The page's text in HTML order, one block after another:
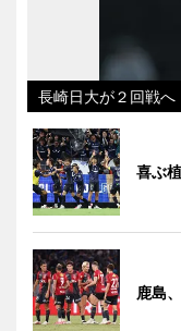
長崎日大が２回戦
喜ぶ
鹿島